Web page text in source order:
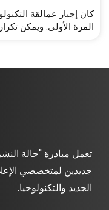
كان إجبار عمالقة
المرة الأولى. ويمكن
تعمل مبادرة "حالة
جديدين لمتخصصي
الجديد والتكنولوجيا.